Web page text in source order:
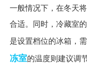
一般情况下，在冬天
合适。同时，冷藏室
是设置档位的冰箱，
冻室的温度则建议调